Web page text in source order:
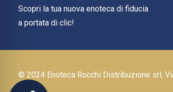
Scopri la tua nuova enoteca di fiducia
a portata di clic!
© 2024 Enoteca Rocchi Distribuzione srl,